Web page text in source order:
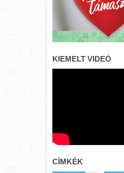
KIEMELT VIDEÓ
CÍMKÉK